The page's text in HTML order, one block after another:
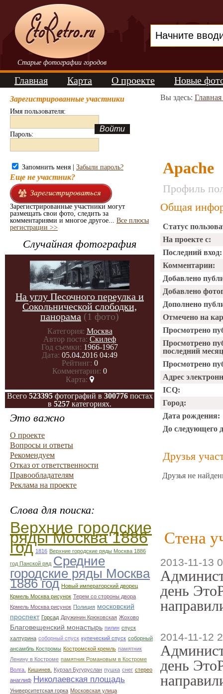
Старые фотографии городов
Главная Карта О проекте Новые
Зарегистрированные участники
Имя пользователя:
Пароль:
Запомнить меня | Забыли пароль?
Еще не участник?
Зарегистрированные участники могут
размещать свои фото, следить за
комментариями и многое другое... Все плюсы
регистрации >>
Случайная фотография
На углу Песочного переулка и
Сокольнической слободки,
панорама (1 фото)
Категория: Москва
Автор поста: Скилеф
Год съемки: 1966-1967
Дата: 05.04.2016 04:49
Рейтинг: 0
Комментарии: 0
Карта:
Всего 523395фотографий в 300776постах
в 5257 категориях.
Это важно
О проекте
Вопросы и ответы
Рекомендуем
Отказ от ответственности
Правообладателям
Реклама на проекте
Слова для поиска:
Верхние городские
ряды Москва 1886
год 1816 Верхние городские ряды Москва 1886
год Панской ряд Средние
городские ряды Москва
1886 год Новый императорский дворец
Крмель Москва рисунок Терем со стороны двора
Крмель Москва рисунок Полиция московский
проспект Горсад Дружинин Крюковская Жохово
Благовещенский монастырь пилин спуск
халтурина соборный спуск купеческий спуск соборный
ансамбль Костромы Костромской кремль памятник
Ленину в Костроме памятник Романовым в Костроме
Волга.
Кишинев. Курзал Бугуруслан пушка снег стерео
анаглиф Николаевская площадь
Университетская горка Московская улица
Вы здесь:
Apache
Профиль
Общая
Статус
На проекте с:
Последний вход:
Комментарии:
Добавлено
Добавлено
Дополнено
Отмечено на
Просмотрено
Просмотрено
последний
Просмотрено
Адрес
ICQ:
Город:
Дата рождения:
До следующего
Друзья
Друзья не
Стена
2013-11-13
день
2014-11-12
день